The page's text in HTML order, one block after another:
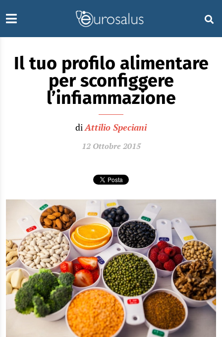
Il tuo profilo alimentare
per sconfiggere
l’infiammazione
diAttilio Speciani
12 Ottobre 2015